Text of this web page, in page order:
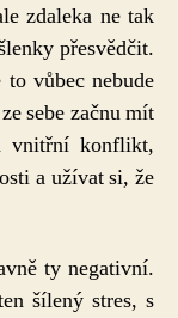
zdaleka ne tak
přesvědčit.
vůbec nebude
sebe začnu mít
vnitřní konflikt,
a užívat si, že
ty negativní.
šílený stres, s